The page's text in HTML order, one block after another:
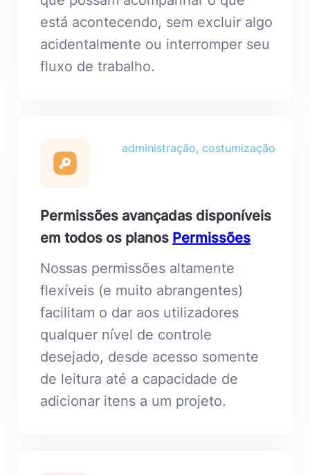
está acontecendo, sem excluir algo
acidentalmente ou interromper seu
fluxo de trabalho.
administração, costumização
Permissões avançadas disponíveis
em todos os planos Permissões
Nossas permissões altamente
flexíveis (e muito abrangentes)
facilitam o dar aos utilizadores
qualquer nível de controle
desejado, desde acesso somente
de leitura até a capacidade de
adicionar itens a um projeto.